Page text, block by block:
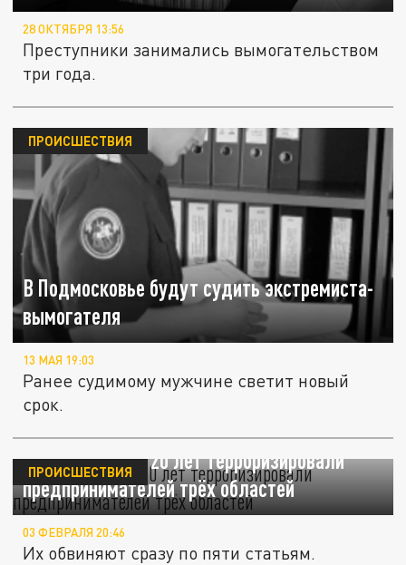
28 ОКТЯБРЯ 13:56
Преступники занимались вымогательством
три года.
В Подмосковье будут судить экстремиста-
вымогателя
ПРОИСШЕСТВИЯ
13 МАЯ 19:03
Ранее судимому мужчине светит новый
срок.
Бандиты более 20 лет терроризировали
предпринимателей трёх областей
ПРОИСШЕСТВИЯ
03 ФЕВРАЛЯ 20:46
Их обвиняют сразу по пяти статьям.